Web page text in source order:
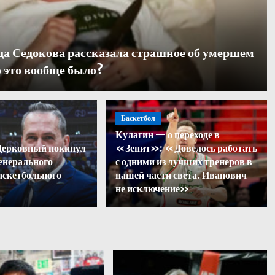
ответил на хейт
с ЧМ-2026
Седокова рассказала страшное об умершем
вообще было?
покинул
Баскетбол
Кулагин — о переходе в
«Зенит»: «Довелось работать
с одними из лучших тренеров в
нашей части света. Иванович
не исключение»